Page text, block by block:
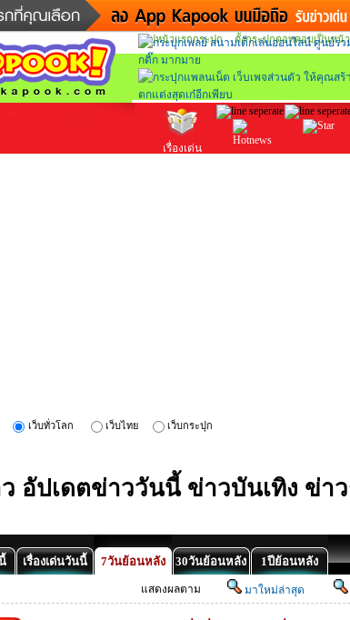
ข่าวด่วน ข่า
ละคร
หนั
เกม
ตรวจหวย
ผู้
ดูดวง
ท
ไปหน้าแรกกระปุก ตั้งกระปุกดอทคอมเป็นหน้
เรื่องเด่น
เว็บทั่วโลก เว็บไทย เว็บกระปุก
อัปเดตข่าววันนี้ ข่าวบันเทิง ข่า
เรื่องเด่นวันนี้ 7วันย้อนหลัง 30วันย้อนหลัง 1ปีย้อนหลัง
แสดงผลตาม มาใหม่ล่าสุด